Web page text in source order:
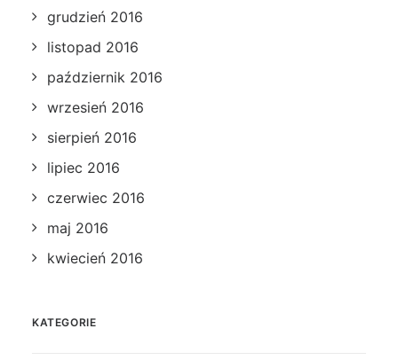
grudzień 2016
listopad 2016
październik 2016
wrzesień 2016
sierpień 2016
lipiec 2016
czerwiec 2016
maj 2016
kwiecień 2016
KATEGORIE